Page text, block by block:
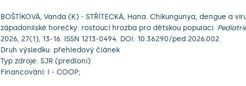
BOŠTÍKOVÁ, Vanda (K) - STŘÍTECKÁ, Hana. Chikungunya, dengue a
západonilské horečky: rostoucí hrozba pro dětskou populaci.
2026, 27(1), 13-16. ISSN 1213-0494. DOI: 10.36290/ped.2026.002.
Druh výsledku: přehledový článek
Typ zdroje: SJR (predloni)
Financování: I - COOP;